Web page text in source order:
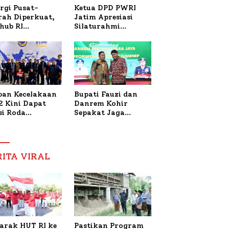
Pusat-
Diperkuat,
RI
Bahas
KM
Sentosa II
Ketua DPD PWRI
Jatim Apresiasi
Silaturahmi
dan PWRI, Sebut
Kemitraan Ideal
Polri-Pers
Kecelakaan
Kini Dapat
Roda
Nabil
Bupati Fauzi dan
Danrem Kohir
Sepakat Jaga
VIRAL
HUT RI ke
Pastikan Program